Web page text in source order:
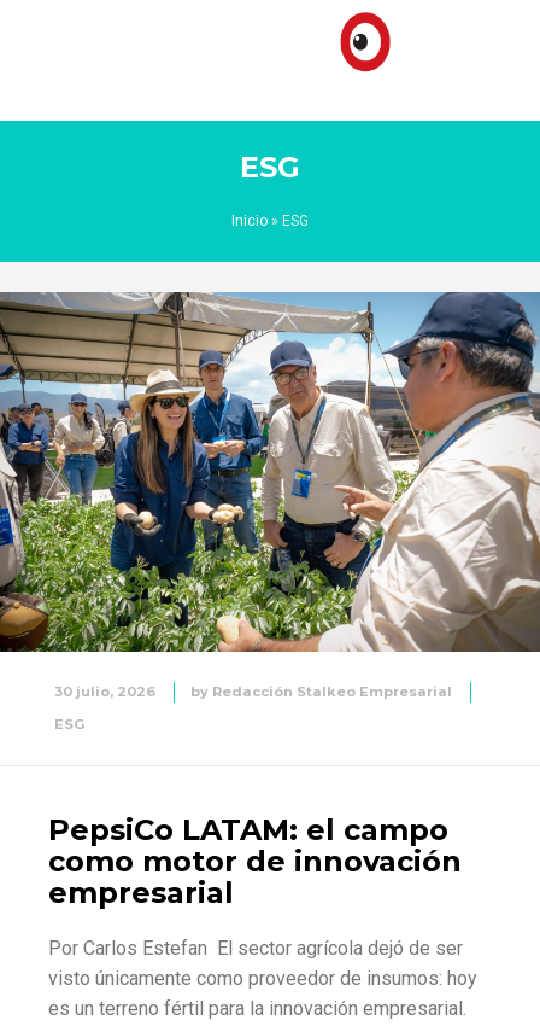
ESG
Inicio » ESG
30 julio, 2026 by Redacción Stalkeo Empresarial
ESG
PepsiCo LATAM: el campo
como motor de innovación
empresarial
Por Carlos Estefan El sector agrícola dejó de ser
visto únicamente como proveedor de insumos: hoy
es un terreno fértil para la innovación empresarial.